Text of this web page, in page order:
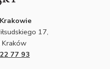
17,
77 93